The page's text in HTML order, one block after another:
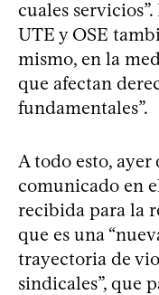
cuales
UTE y OSE
mismo, en la
que afectan
fundamentales”.
A todo esto,
comunicado en
recibida para la
que es una
trayectoria de
sindicales”, que